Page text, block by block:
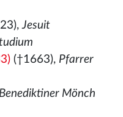
Jesuit
(†1663), Pfarrer
Benediktiner Mönch